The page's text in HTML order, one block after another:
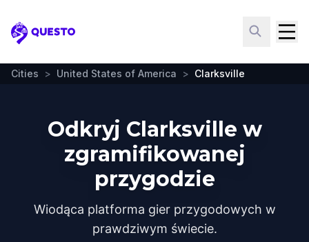
Questo
Cities > United States of America > Clarksville
Odkryj Clarksville w
zgramifikowanej
przygodzie
Wiodąca platforma gier przygodowych w
prawdziwym świecie.